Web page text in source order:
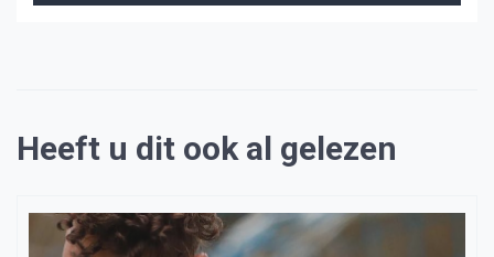
Heeft u dit ook al gelezen